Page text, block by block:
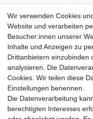
Versandkosten
Barrierefreiheit
Anleitungen
Vertrag widerrufen
PARTNER
DHL
Wir verwenden Cookies
Website und verarbeiten
Besucher:innen unserer
Inhalte und Anzeigen zu
Drittanbietern einzubinden
analysieren. Die
Cookies. Wir teilen diese
Einstellungen benennen.
Die Datenverarbeitung
berechtigten Interesses